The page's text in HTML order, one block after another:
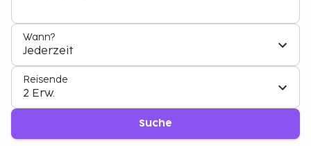
Wann?
Jederzeit
Reisende
2 Erw.
Suche